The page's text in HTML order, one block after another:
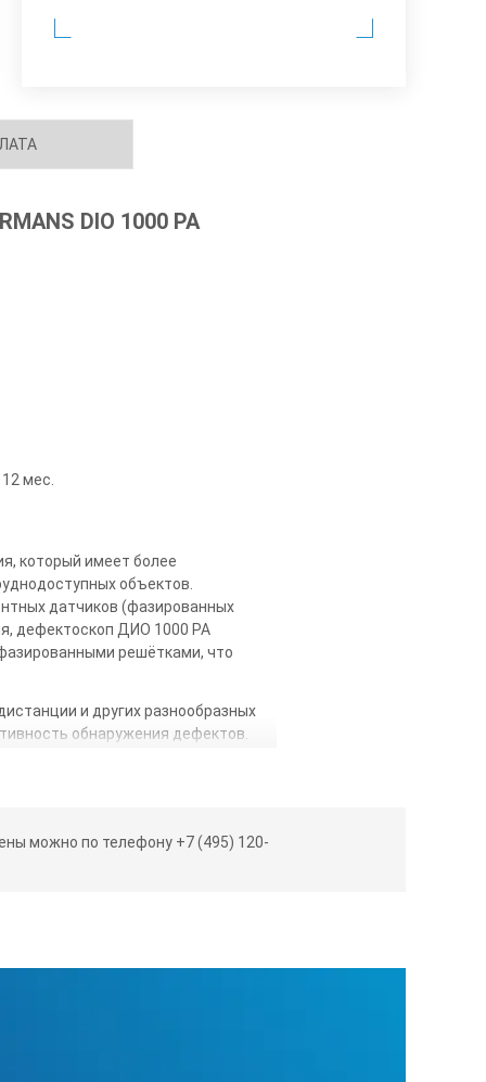
DIO 1000 PA
мес.
который имеет более
объектов.
датчиков (фазированных
дефектоскоп ДИО 1000 РА
решётками, что
и других разнообразных
обнаружения дефектов.
можно по телефону +7 (495) 120-